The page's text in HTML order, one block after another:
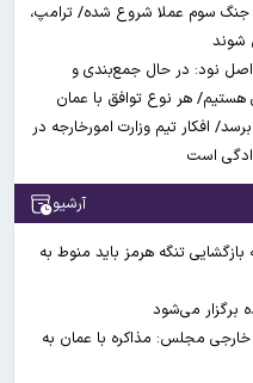
جنگ سوم عملا شروع شده/ ترامپ،
شوند
نود: در حال جمع‌بندی و
هستیم/ هر نوع توافق با عمان
افکار تیم وزارت امورخارجه در
است
آرشیو
تنگه هرمز باید منوط به
می‌شود
مجلس: مذاکره با عمان به